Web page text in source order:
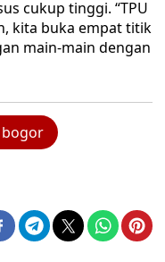
cukup tinggi. “TPU
kita buka empat titik
main-main dengan
bogor